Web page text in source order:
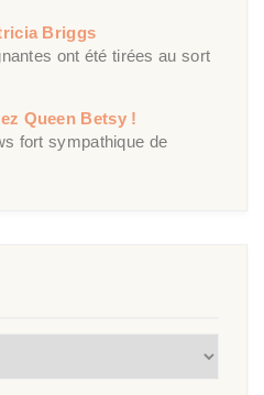
Briggs
ont été tirées au sort
Queen Betsy !
fort sympathique de